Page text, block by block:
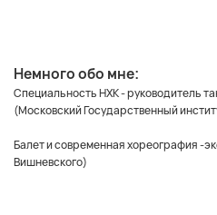
Немного обо мне:
Специальность НХК - руководитель
(Московский Государственный
Балет и современная хореография -
Вишневского)